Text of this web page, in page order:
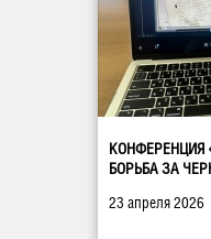
КОНФЕРЕНЦИЯ
БОРЬБА ЗА
23 апреля 2026